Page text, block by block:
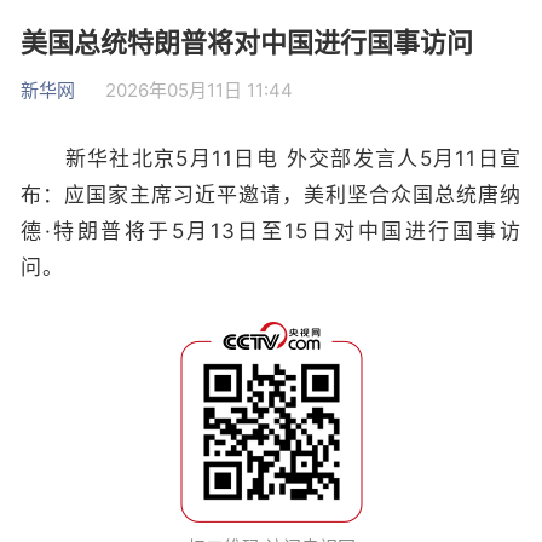
美国总统特朗普将对中国进行国事访问
新华网 2026年05月11日 11:44
新华社北京5月11日电 外交部发言人5月11日宣
布：应国家主席习近平邀请，美利坚合众国总统唐纳
德·特朗普将于5月13日至15日对中国进行国事访
问。